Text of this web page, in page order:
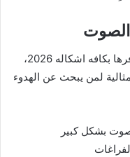
في إطار موضوع ابواب خشب للغرف نوفرها بكافه اشكاله 2026،
لمن يبحث عن الهدوء
بشكل كبير